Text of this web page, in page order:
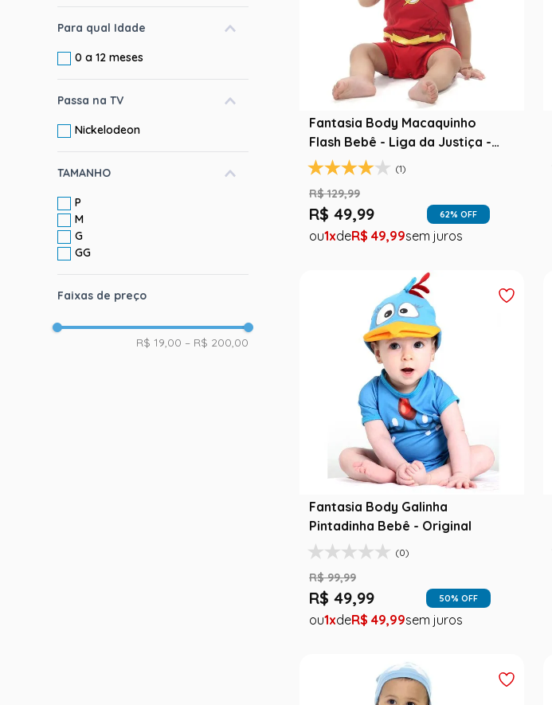
Para qual Idade
0 a 12 meses
Passa na TV
Nickelodeon
TAMANHO
P
M
G
GG
Faixas de preço
R$ 19,00 – R$ 200,00
Fantasia Body Macaquinho
Flash Bebê - Liga da Justiça -
Original
(1)
R$ 129,99
R$ 49,99 62% OFF
1 R$ 49,99
Fantasia Body Galinha
Pintadinha Bebê - Original
(0)
R$ 99,99
R$ 49,99 50% OFF
1 R$ 49,99